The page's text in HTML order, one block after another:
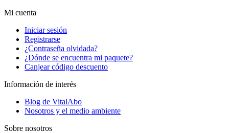
Mi cuenta
Iniciar sesión
Registrarse
¿Contraseña olvidada?
¿Dónde se encuentra mi paquete?
Canjear código descuento
Información de interés
Blog de VitalAbo
Nosotros y el medio ambiente
Sobre nosotros